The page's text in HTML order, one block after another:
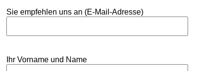
Sie empfehlen uns an (E-Mail-Adresse)
Ihr Vorname und Name